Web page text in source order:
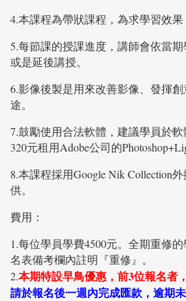
4.本課程為帶狀課程，為求學習效果
5.每節課的授課進度，講師會依當
或是延後講授。
6.影像後製是用來改善影像、發揮
途。
7.鼓勵使用合法軟體，建議學員於
320元租用Adobe公司的
8.本課程採用Google Nik Collection
供。
費用：
1.每位學員學費4500元。全期重修
名表備考欄內註明『重修』。
2.本期特設早鳥優惠，前3位報名者
請於報名後一週內完成匯款，逾期